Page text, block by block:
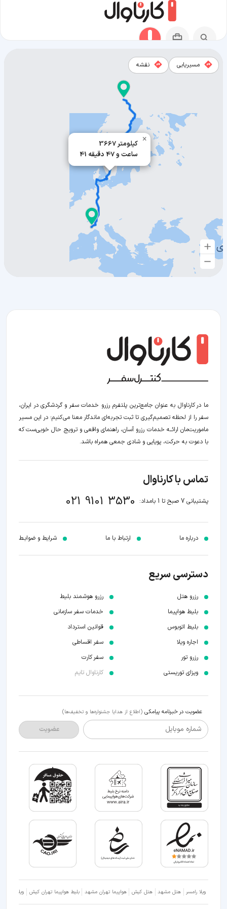
3667 کیلومتر
41 ساعت و 47 دقیقه
×
مسیریابی نقشه
مسیر تورین به آبیسکو
ما در کارناوال به عنوان جامع‌ترین پلتفرم رزرو خدمات سفر و گردشگری در ایران،
سفر را از لحظه‌ تصمیم‌گیری تا ثبت تجربه‌ای ماندگار معنا می‌کنیم؛ در این مسیر‍
ماموریت‌مان اراﺋــﻪ خدمات رزرو آسان، راهنمای واقعی و ترویج حال خوبی‌ست که
با دعوت به حرکت، پویایی و شادی جمعی همراه باشد.
تماس با کارناوال
پشتیبانی 7 صبح تا 1 بامداد: 021 9101 3530
درباره ما ارتباط با ما شرایط و ضوابـط
دسترسی سریع
رزرو هتل
بلیط هواپیما
بلیط اتوبوس
اجاره ویلا
رزرو تور
ویزای توریستی
رزرو هوشمند بلیط
خدمات سفر سازمانی
قوانین استرداد
سفر اقساطی
سفر کارت
کارناوال تایم
عضویت در خبرنامه پیامکی (اطلاع از هدایا جشنواره‌ها و تخفیف‌ها)
شماره موبایل عضویت
ویلا رامسر هتل مشهد هتل کیش هواپیما تهران مشهد بلیط هواپیما تهران کیش ویلا شمال